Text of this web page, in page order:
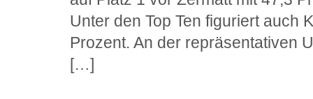
Unter den Top Ten figuriert auch
Prozent. An der repräsentativen
[…]